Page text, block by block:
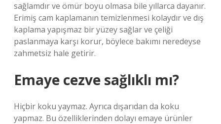
sağlamdır ve ömür boyu olmasa bile yıllarca dayanır.
Erimiş cam kaplamanın temizlenmesi kolaydır ve dış
kaplama yapışmaz bir yüzey sağlar ve çeliği
paslanmaya karşı korur, böylece bakımı neredeyse
zahmetsiz hale getirir.
Emaye cezve sağlıklı mı?
Hiçbir koku yaymaz. Ayrıca dışarıdan da koku
yapmaz. Bu özelliklerinden dolayı emaye ürünler